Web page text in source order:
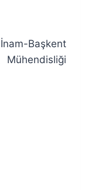
Başkent
Mühendisliği